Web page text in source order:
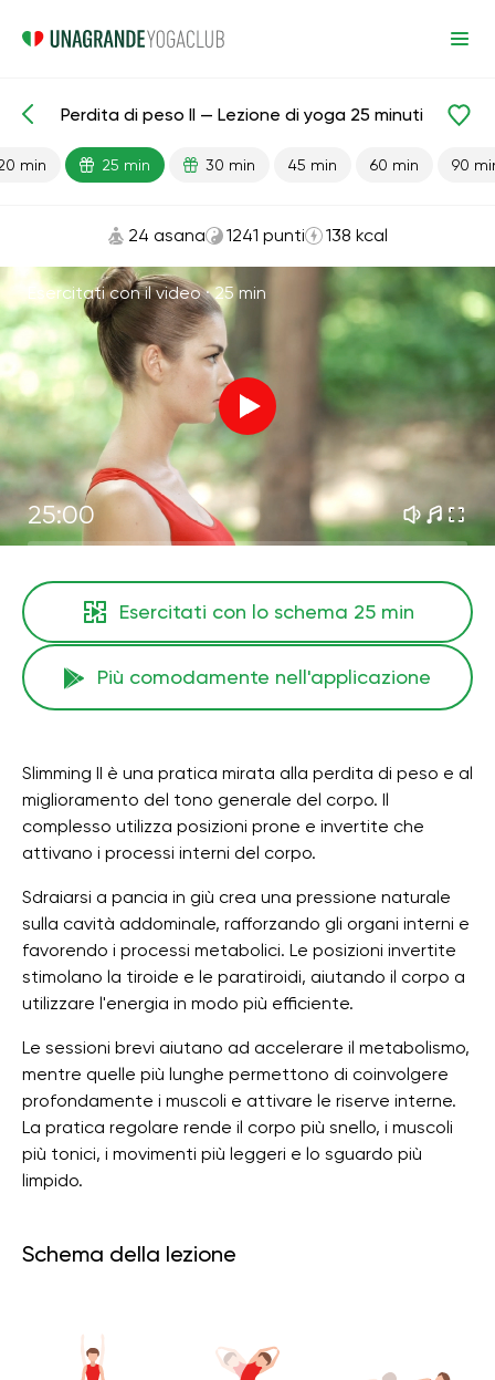
Lezioni pronte Avanzato Perdita di peso
Perdita di peso II — Lezione di yoga 25 minuti
min 25 min 30 min 45 min 60 min 90
24 asana 1241 punti 138 kcal
Esercitati con il video ·25 min
25:00
Esercitati con lo schema 25 min
Più comodamente nell'applicazione
Slimming II è una pratica mirata alla perdita di peso e al
miglioramento del tono generale del corpo. Il
complesso utilizza posizioni prone e invertite che
attivano i processi interni del corpo.
Sdraiarsi a pancia in giù crea una pressione naturale
sulla cavità addominale, rafforzando gli organi interni e
favorendo i processi metabolici. Le posizioni invertite
stimolano la tiroide e le paratiroidi, aiutando il corpo a
utilizzare l'energia in modo più efficiente.
Le sessioni brevi aiutano ad accelerare il metabolismo,
mentre quelle più lunghe permettono di coinvolgere
profondamente i muscoli e attivare le riserve interne.
La pratica regolare rende il corpo più snello, i muscoli
più tonici, i movimenti più leggeri e lo sguardo più
limpido.
Schema della lezione